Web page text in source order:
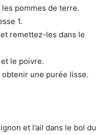
les pommes de terre.
1.
remettez-les dans le
le poivre.
obtenir une purée lisse.
et l’ail dans le bol du